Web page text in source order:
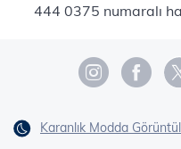
444 0375 numaralı
Karanlık Modda